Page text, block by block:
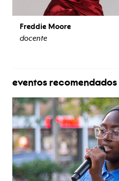
Freddie Moore
docente
eventos recomendados